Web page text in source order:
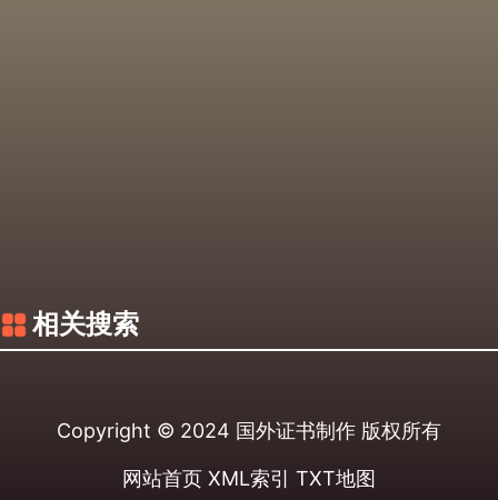
相关搜索
Copyright © 2024 国外证书制作 版权所有
网站首页 XML索引 TXT地图